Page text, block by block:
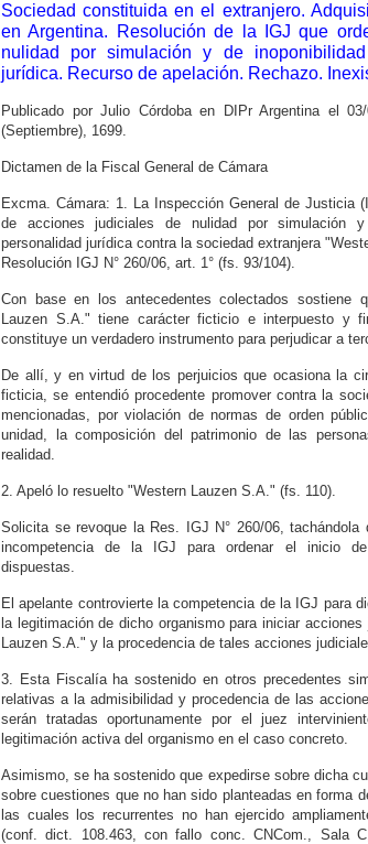
Sociedad constituida en el extranjero.
en Argentina. Resolución de la IGJ que
nulidad por simulación y de
jurídica. Recurso de apelación. Rechazo.
Publicado por Julio Córdoba en DIPr Argentina el
(Septiembre), 1699.
Dictamen de la Fiscal General de Cámara
Excma. Cámara: 1. La Inspección General de Justicia
de acciones judiciales de nulidad por simulación
personalidad jurídica contra la sociedad extranjera
Resolución IGJ N° 260/06, art. 1° (fs. 93/104).
Con base en los antecedentes colectados sostiene
Lauzen S.A." tiene carácter ficticio e interpuesto y
constituye un verdadero instrumento para perjudicar a
De allí, y en virtud de los perjuicios que ocasiona la
ficticia, se entendió procedente promover contra la
mencionadas, por violación de normas de orden
unidad, la composición del patrimonio de las
realidad.
2. Apeló lo resuelto "Western Lauzen S.A." (fs. 110).
Solicita se revoque la Res. IGJ N° 260/06, tachándola
incompetencia de la IGJ para ordenar el inicio
dispuestas.
El apelante controvierte la competencia de la IGJ para
la legitimación de dicho organismo para iniciar
Lauzen S.A." y la procedencia de tales acciones
3. Esta Fiscalía ha sostenido en otros precedentes
relativas a la admisibilidad y procedencia de las
serán tratadas oportunamente por el juez
legitimación activa del organismo en el caso concreto.
Asimismo, se ha sostenido que expedirse sobre dicha
sobre cuestiones que no han sido planteadas en forma
las cuales los recurrentes no han ejercido
(conf. dict. 108.463, con fallo conc. CNCom., Sala